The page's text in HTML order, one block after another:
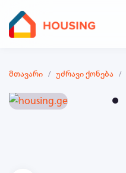
მთავარი უძრავი ქონება